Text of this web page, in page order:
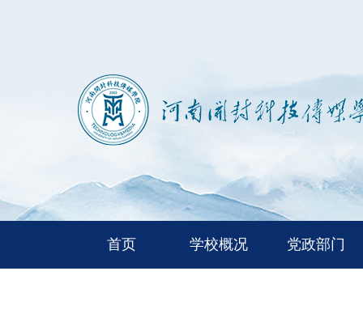
首页 学校概况 党政部门